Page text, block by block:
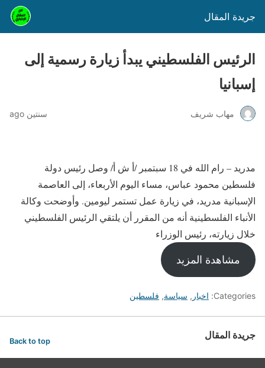
جريدة المقال
الرئيس الفلسطيني يبدأ زيارة رسمية إلى
إسبانيا
مهاب شريف سنتين ago
مدريد – رام الله في 18 سبتمبر /أ ش أ/ وصل رئيس دولة
فلسطين محمود عباس، مساء اليوم الأربعاء، إلى العاصمة
الإسبانية مدريد، في زيارة عمل تستمر ليومين. وأوضحت وكالة
الأنباء الفلسطينية أنه من المقرر أن يلتقي الرئيس الفلسطيني
خلال زيارته، رئيس الوزراء
مشاهدة المزيد
Categories: اخبار , سياسة, فلسطين
جريدة المقال Back to top